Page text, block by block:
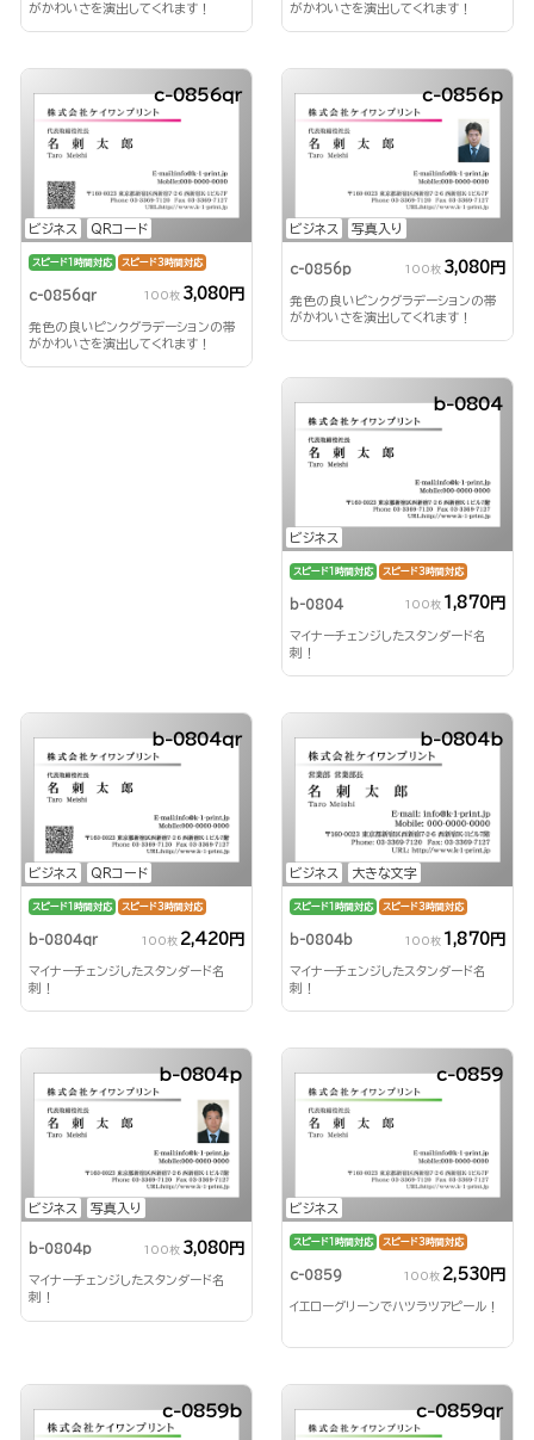
がかわいさを演出してくれます！
がかわいさを演出してくれます！
ビジネス QRコード
c-0856qr
スピード1時間対応 スピード3時間対応
c-0856qr 100枚 3,080円
発色の良いピンクグラデーションの帯
がかわいさを演出してくれます！
ビジネス 写真入り
c-0856p
c-0856p 100枚 3,080円
発色の良いピンクグラデーションの帯
がかわいさを演出してくれます！
ビジネス
b-0804
スピード1時間対応 スピード3時間対応
b-0804 100枚 1,870円
マイナーチェンジしたスタンダード名
刺！
ビジネス QRコード
b-0804qr
スピード1時間対応 スピード3時間対応
b-0804qr 100枚 2,420円
マイナーチェンジしたスタンダード名
刺！
ビジネス 大きな文字
b-0804b
スピード1時間対応 スピード3時間対応
b-0804b 100枚 1,870円
マイナーチェンジしたスタンダード名
刺！
ビジネス 写真入り
b-0804p
b-0804p 100枚 3,080円
マイナーチェンジしたスタンダード名
刺！
ビジネス
c-0859
スピード1時間対応 スピード3時間対応
c-0859 100枚 2,530円
イエローグリーンでハツラツアピール！
c-0859b c-0859qr